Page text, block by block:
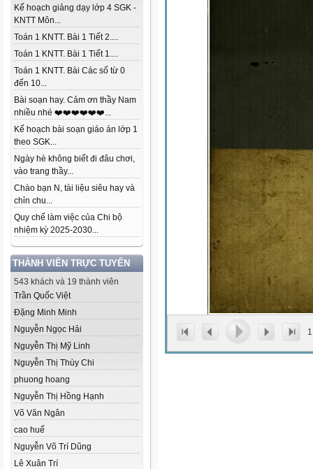
Kế hoạch giảng dạy lớp 4 SGK -
KNTT Môn...
Toán 1 KNTT. Bài 1 Tiết 2....
Toán 1 KNTT. Bài 1 Tiết 1....
Toán 1 KNTT. Bài Các số từ 0
đến 10...
Bài soạn hay. Cảm ơn thầy Nam
nhiều nhé ❤️❤️❤️❤️❤️❤️...
Kế hoạch bài soạn giáo án lớp 1
theo SGK...
Ngày hè không biết đi đâu chơi,
vào trang thầy...
Chào bạn N, tài liệu siêu hay và
chỉn chu...
Quy chế làm việc của Chi bộ
nhiệm kỳ 2025-2030...
THÀNH VIÊN TRỰC TUYẾN
543 khách và 19 thành viên
Trần Quốc Việt
Đặng Minh Minh
Nguyễn Ngọc Hải
Nguyễn Thị Mỹ Linh
Nguyễn Thị Thùy Chi
phuong hoang
Nguyễn Thị Hồng Hạnh
Võ Văn Ngân
cao huế
Nguyễn Võ Trí Dũng
Lê Xuân Trí
1